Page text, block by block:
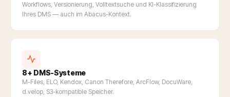
Workflows, Versionierung, Volltextsuche und KI-Klassifizierung
Ihres DMS — auch im Abacus-Kontext.
8+ DMS-Systeme
M-Files, ELO, Kendox, Canon Therefore, ArcFlow, DocuWare,
d.velop, S3-kompatible Speicher.